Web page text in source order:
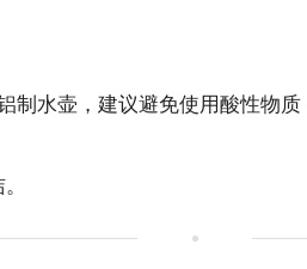
制水壶，建议避免使用酸性物